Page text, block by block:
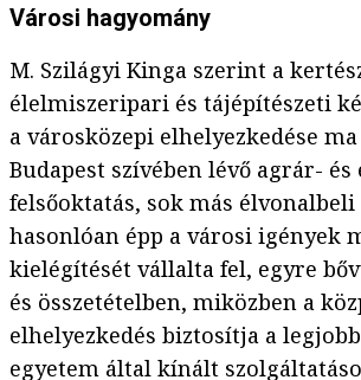
Városi hagyomány
M. Szilágyi Kinga szerint a
élelmiszeripari és tájépítészeti
a városközepi elhelyezkedése
Budapest szívében lévő agrár-
felsőoktatás, sok más élvonalbeli
hasonlóan épp a városi igények
kielégítését vállalta fel, egyre
és összetételben, miközben a
elhelyezkedés biztosítja a
egyetem által kínált